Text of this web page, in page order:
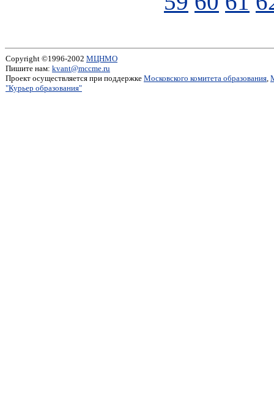
Copyright ©1996-2002 МЦНМО
Пишите нам: kvant@mccme.ru
Проект осуществляется при поддержке Московского комитета образования,
"Курьер образования"